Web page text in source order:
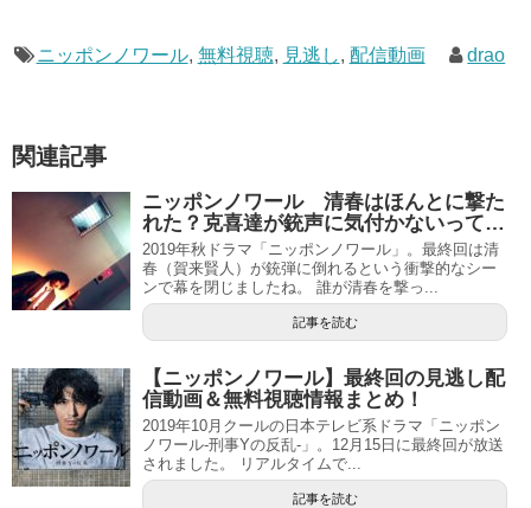
ニッポンノワール, 無料視聴, 見逃し, 配信動画 drao
関連記事
ニッポンノワール 清春はほんとに撃た
れた？克喜達が銃声に気付かないって…
2019年秋ドラマ「ニッポンノワール」。最終回は清
春（賀来賢人）が銃弾に倒れるという衝撃的なシー
ンで幕を閉じましたね。 誰が清春を撃っ...
記事を読む
【ニッポンノワール】最終回の見逃し配
信動画＆無料視聴情報まとめ！
2019年10月クールの日本テレビ系ドラマ「ニッポン
ノワール-刑事Yの反乱-」。12月15日に最終回が放送
されました。 リアルタイムで...
記事を読む